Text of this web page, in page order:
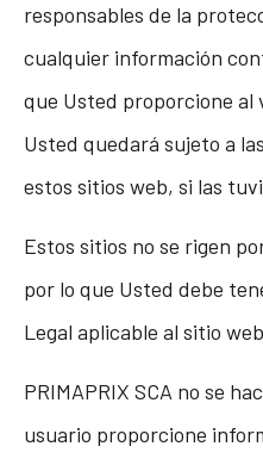
responsables de la
cualquier información
que Usted proporcione al
Usted quedará sujeto a
estos sitios web, si las
Estos sitios no se rigen
por lo que Usted debe
Legal aplicable al sitio
PRIMAPRIX SCA no se
usuario proporcione